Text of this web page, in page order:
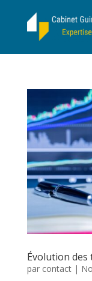
Évolution des
par contact|